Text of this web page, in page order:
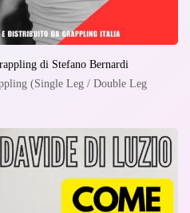
di Stefano Bernardi
(Single Leg / Double Leg